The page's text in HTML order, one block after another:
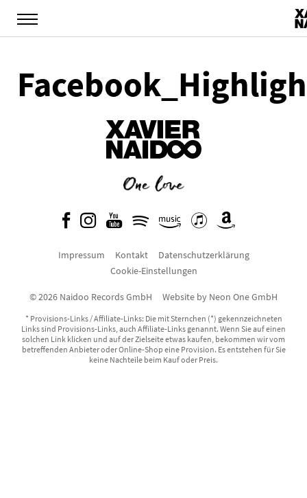
Impressum Kontakt
Datenschutzerklärung
Cookie-Einstellungen
© 2026 Naidoo Records GmbH Website by Neon One GmbH
* Provisions-Links / Affiliate-Links: Die mit Sternchen (*) gekennzeichneten
Links sind Provisions-Links, auch Affiliate-Links genannt. Wenn Sie auf einen
solchen Link klicken und auf der Zielseite etwas kaufen, bekommen wir vom
betreffenden Anbieter oder Online-Shop eine Provision. Es entstehen für Sie
keine Nachteile beim Kauf oder Preis.